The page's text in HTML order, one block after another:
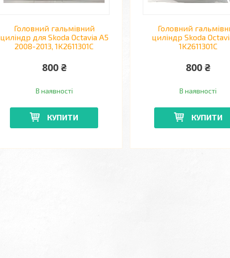
Головний гальмівний
циліндр для Skoda Octavia A5
2008-2013, 1K2611301C
800 ₴
В наявності
КУПИТИ
Головний
циліндр Skoda
1K2611301C
800 ₴
В наявності
КУПИТИ